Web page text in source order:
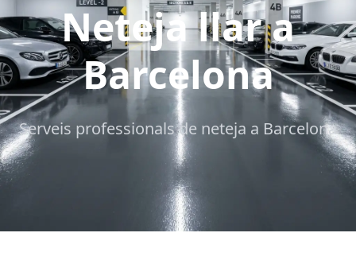
Neteja llar a
Barcelona
Serveis professionals de neteja a Barcelona